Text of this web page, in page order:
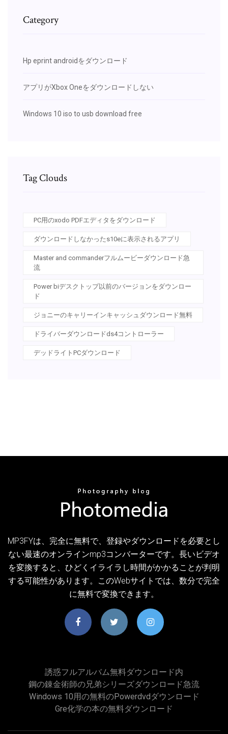
Category
Hp eprint androidをダウンロード
アプリがXbox Oneをダウンロードしない
Windows 10 iso to usb download free
Tag Clouds
PC用のxodo PDFエディタをダウンロード
ダウンロードしなかったs10eに表示されるアプリ
Master and commanderフルムービーダウンロード急
流
Power biデスクトップ以前のバージョンをダウンロー
ド
ジョニーのキャリーインキャッシュダウンロード無料
ドライバーダウンロードds4コントローラー
デッドライトPCダウンロード
MP3FYは、完全に無料で、登録やダウンロードを必要とし
ない最速のオンラインmp3コンバーターです。長いビデオ
を変換すると、ひどくイライラし時間がかかることが判明
する可能性があります。このWebサイトでは、数分で完全
に無料で変換できます。
誘惑フルアルバム無料ダウンロード内
鋼の錬金術師の兄弟シリーズダウンロード急流
Windows 10用の無料のpowerdvdダウンロード
Gre化学の本の無料ダウンロード